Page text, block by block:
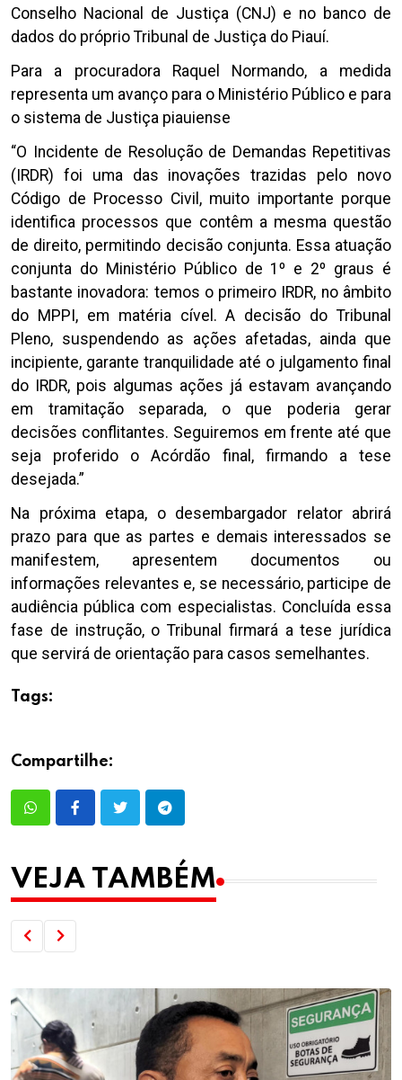
Conselho Nacional de Justiça (CNJ) e no banco de
dados do próprio Tribunal de Justiça do Piauí.
Para a procuradora Raquel Normando, a medida
representa um avanço para o Ministério Público e para
o sistema de Justiça piauiense
“O Incidente de Resolução de Demandas Repetitivas
(IRDR) foi uma das inovações trazidas pelo novo
Código de Processo Civil, muito importante porque
identifica processos que contêm a mesma questão
de direito, permitindo decisão conjunta. Essa atuação
conjunta do Ministério Público de 1º e 2º graus é
bastante inovadora: temos o primeiro IRDR, no âmbito
do MPPI, em matéria cível. A decisão do Tribunal
Pleno, suspendendo as ações afetadas, ainda que
incipiente, garante tranquilidade até o julgamento final
do IRDR, pois algumas ações já estavam avançando
em tramitação separada, o que poderia gerar
decisões conflitantes. Seguiremos em frente até que
seja proferido o Acórdão final, firmando a tese
desejada.”
Na próxima etapa, o desembargador relator abrirá
prazo para que as partes e demais interessados se
manifestem, apresentem documentos ou
informações relevantes e, se necessário, participe de
audiência pública com especialistas. Concluída essa
fase de instrução, o Tribunal firmará a tese jurídica
que servirá de orientação para casos semelhantes.
Tags:
Compartilhe:
VEJA TAMBÉM